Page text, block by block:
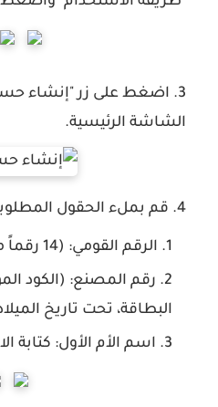
اضغط على زر"إنشاء
الشاشة الرئيسية.
قم بملء الحقول
الرقم القومي: (14 رقماً من واقع البطاقة).
رقم المصنع: (الكود
البطاقة، تحت تاريخ
اسم الأم الأول: كتابة